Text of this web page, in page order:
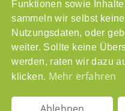
Funktionen sowie
sammeln wir selbst
Nutzungsdaten, oder
weiter. Sollte keine
werden, raten wir dazu
klicken. Mehr erfahren
Partnergewalt
e.V.
Pinnasberg
27
20359
info@stop-